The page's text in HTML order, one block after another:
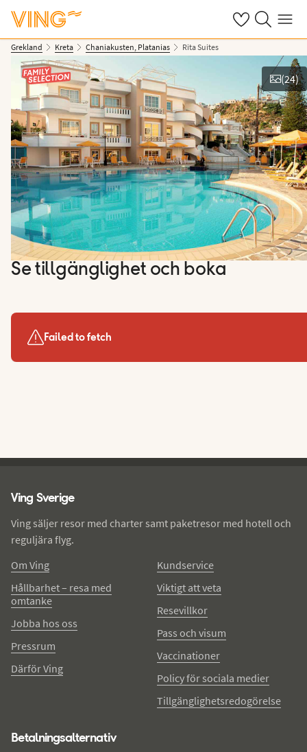
Se dinaSök på ving.se
Meny
Grekland Kreta Chaniakusten, Platanias Rita Suites
Se bilder
(24)
Se tillgänglighet och boka
Failed to fetch
Ving Sverige
Ving säljer resor med charter samt paketresor med hotell och
reguljära flyg.
Om Ving
Hållbarhet – resa med
omtanke
Jobba hos oss
Pressrum
Därför Ving
Kundservice
Viktigt att veta
Resevillkor
Pass och visum
Vaccinationer
Policy för sociala medier
Tillgänglighetsredogörelse
Betalningsalternativ